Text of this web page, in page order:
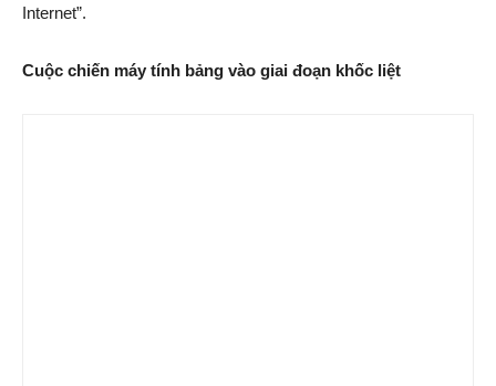
Internet”.
Cuộc chiến máy tính bảng vào giai đoạn khốc liệt